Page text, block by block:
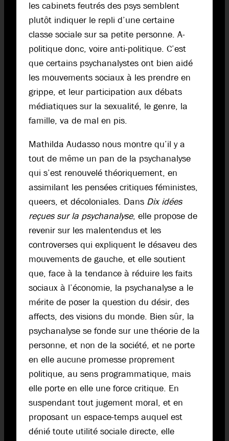
les cabinets feutrés des psys semblent
plutôt indiquer le repli d’une certaine
classe sociale sur sa petite personne. A-
politique donc, voire anti-politique. C’est
que certains psychanalystes ont bien aidé
les mouvements sociaux à les prendre en
grippe, et leur participation aux débats
médiatiques sur la sexualité, le genre, la
famille, va de mal en pis.
Mathilda Audasso nous montre qu’il y a
tout de même un pan de la psychanalyse
qui s’est renouvelé théoriquement, en
assimilant les pensées critiques féministes,
queers, et décoloniales. Dans Dix idées
reçues sur la psychanalyse, elle propose de
revenir sur les malentendus et les
controverses qui expliquent le désaveu des
mouvements de gauche, et elle soutient
que, face à la tendance à réduire les faits
sociaux à l’économie, la psychanalyse a le
mérite de poser la question du désir, des
affects, des visions du monde. Bien sûr, la
psychanalyse se fonde sur une théorie de la
personne, et non de la société, et ne porte
en elle aucune promesse proprement
politique, au sens programmatique, mais
elle porte en elle une force critique. En
suspendant tout jugement moral, et en
proposant un espace-temps auquel est
dénié toute utilité sociale directe, elle